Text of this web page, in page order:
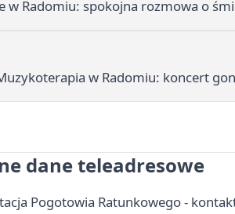
w Radomiu: spokojna rozmowa o
w Radomiu: koncert
dane teleadresowe
Pogotowia Ratunkowego -